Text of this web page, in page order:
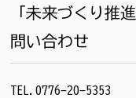
「未来づくり推
問い合わせ
TEL.0776-20-5353